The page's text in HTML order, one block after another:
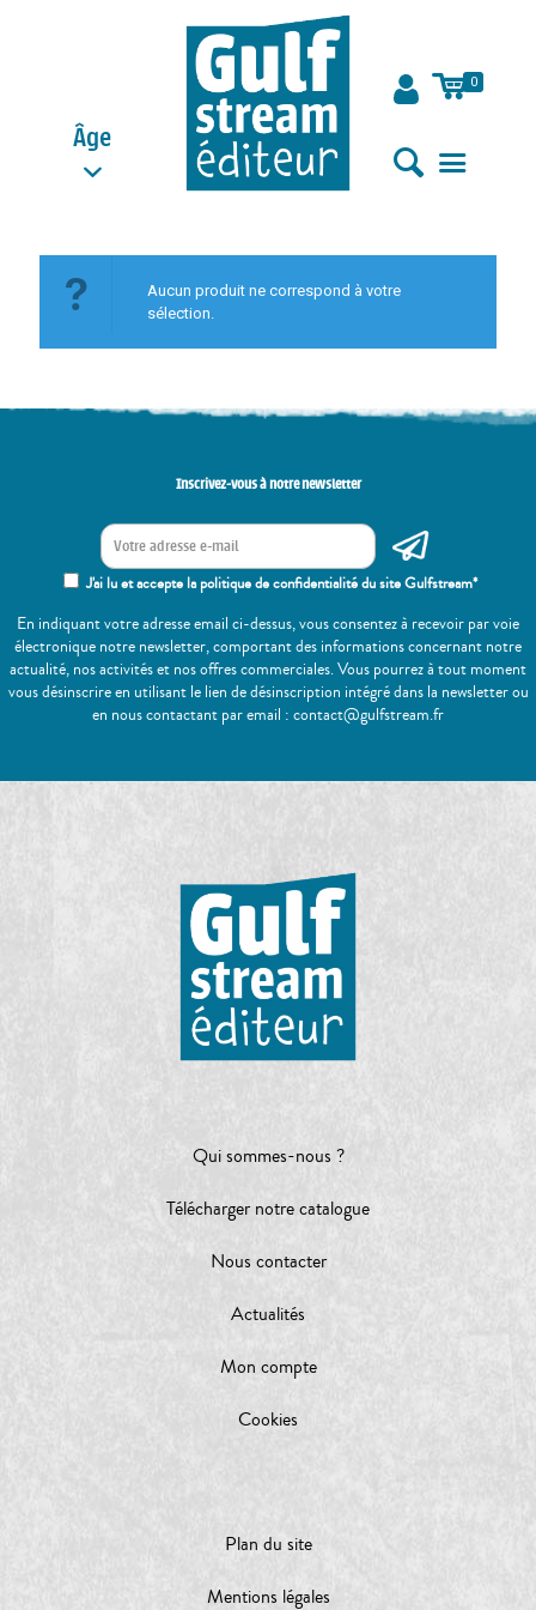
Âge
0
Aucun produit ne correspond à votre
sélection.
Inscrivez-vous à notre newsletter
J'ai lu et accepte la politique de confidentialité du site Gulfstream*
En indiquant votre adresse email ci-dessus, vous consentez à recevoir par voie
électronique notre newsletter, comportant des informations concernant notre
actualité, nos activités et nos offres commerciales. Vous pourrez à tout moment
vous désinscrire en utilisant le lien de désinscription intégré dans la newsletter ou
en nous contactant par email : contact@gulfstream.fr
Qui sommes-nous ?
Télécharger notre catalogue
Nous contacter
Actualités
Mon compte
Cookies
Plan du site
Mentions légales